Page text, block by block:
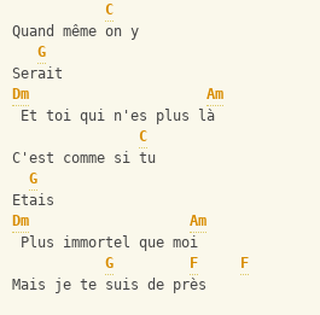
C
Quand même on y
G
Serait
Dm
Am
Et toi qui n'es plus là
C
C'est comme si tu
G
Etais
Dm
Am
Plus immortel que moi
G
F
F
Mais je te suis de près